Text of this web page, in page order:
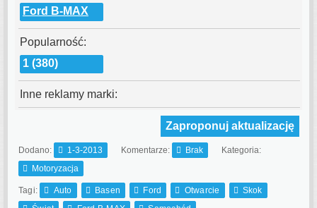
Ford B-MAX
Popularność:
1 (380)
Inne reklamy marki:
Zaproponuj aktualizację
Dodano: 1-3-2013 Komentarze: Brak
Kategoria:
Motoryzacja
Tagi: Auto Basen Ford Otwarcie
Skok